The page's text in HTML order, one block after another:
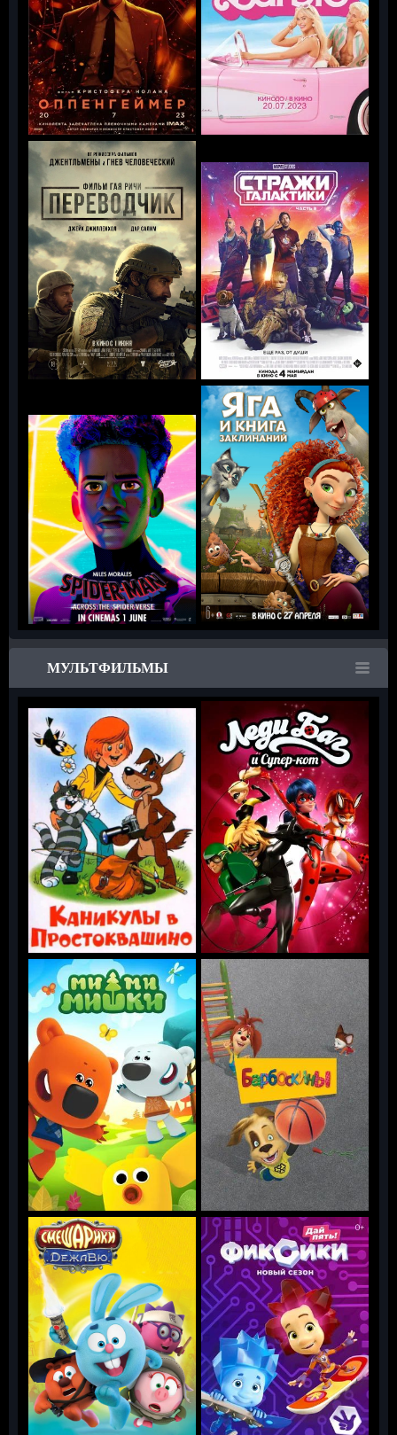
МУЛЬТФИЛЬМЫ